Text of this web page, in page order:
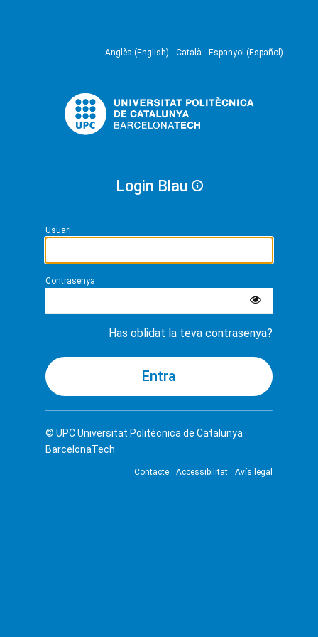
Anglès (English) Català Espanyol (Español)
Login Blau
Usuari
Contrasenya
Has oblidat la teva contrasenya?
© UPCUniversitat Politècnica de Catalunya ·
BarcelonaTech
Contacte Accessibilitat Avís legal